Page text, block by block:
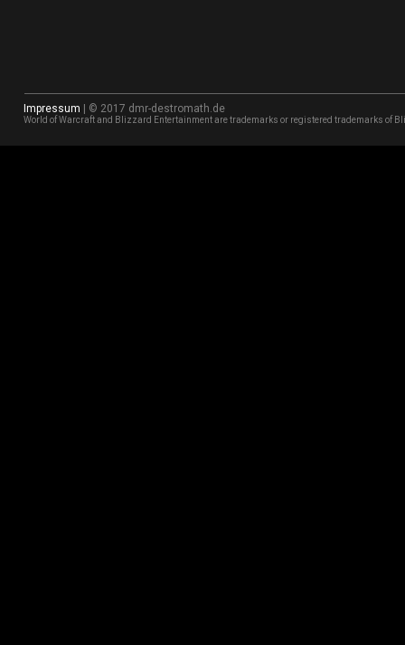
Impressum | © 2017 dmr-destromath.de
World of Warcraft and Blizzard Entertainment are trademarks or registered trademarks of